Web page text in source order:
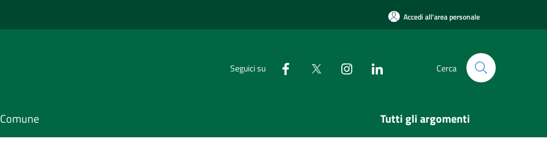
Accedi all'area personale
Seguici su Cerca
Tutti gli argomenti